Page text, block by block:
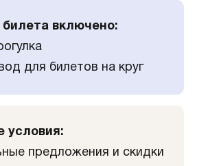
билета включено:
для билетов на круг
условия:
предложения и скидки